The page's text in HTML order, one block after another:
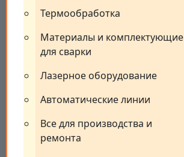
Термообработка
Материалы и комплектующие
для сварки
Лазерное оборудование
Автоматические линии
Все для производства и
ремонта